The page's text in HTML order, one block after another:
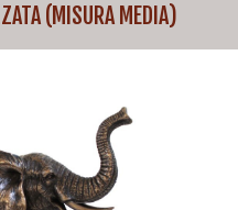
(MISURA MEDIA)